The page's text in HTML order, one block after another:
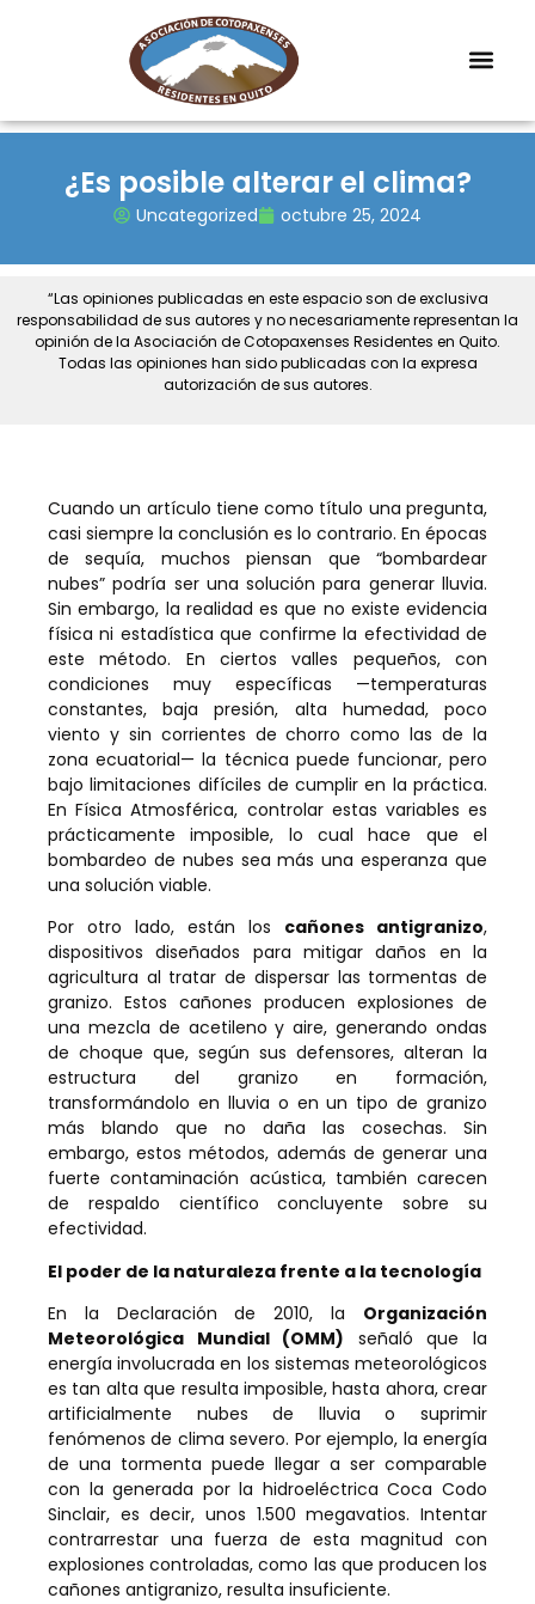
¿Es posible alterar el clima?
Uncategorized octubre 25, 2024
“Las opiniones publicadas en este espacio son de exclusiva
responsabilidad de sus autores y no necesariamente representan la
opinión de la Asociación de Cotopaxenses Residentes en Quito.
Todas las opiniones han sido publicadas con la expresa
autorización de sus autores.
Cuando un artículo tiene como título una pregunta,
casi siempre la conclusión es lo contrario. En épocas
de sequía, muchos piensan que “bombardear
nubes” podría ser una solución para generar lluvia.
Sin embargo, la realidad es que no existe evidencia
física ni estadística que confirme la efectividad de
este método. En ciertos valles pequeños, con
condiciones muy específicas —temperaturas
constantes, baja presión, alta humedad, poco
viento y sin corrientes de chorro como las de la
zona ecuatorial— la técnica puede funcionar, pero
bajo limitaciones difíciles de cumplir en la práctica.
En Física Atmosférica, controlar estas variables es
prácticamente imposible, lo cual hace que el
bombardeo de nubes sea más una esperanza que
una solución viable.
Por otro lado, están los cañones antigranizo,
dispositivos diseñados para mitigar daños en la
agricultura al tratar de dispersar las tormentas de
granizo. Estos cañones producen explosiones de
una mezcla de acetileno y aire, generando ondas
de choque que, según sus defensores, alteran la
estructura del granizo en formación,
transformándolo en lluvia o en un tipo de granizo
más blando que no daña las cosechas. Sin
embargo, estos métodos, además de generar una
fuerte contaminación acústica, también carecen
de respaldo científico concluyente sobre su
efectividad.
El poder de la naturaleza frente a la tecnología
En la Declaración de 2010, la Organización
Meteorológica Mundial (OMM) señaló que la
energía involucrada en los sistemas meteorológicos
es tan alta que resulta imposible, hasta ahora, crear
artificialmente nubes de lluvia o suprimir
fenómenos de clima severo. Por ejemplo, la energía
de una tormenta puede llegar a ser comparable
con la generada por la hidroeléctrica Coca Codo
Sinclair, es decir, unos 1.500 megavatios. Intentar
contrarrestar una fuerza de esta magnitud con
explosiones controladas, como las que producen los
cañones antigranizo, resulta insuficiente.